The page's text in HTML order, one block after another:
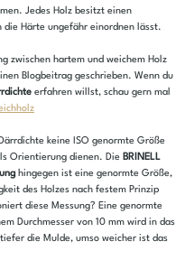
Jedes Holz besitzt einen
die Härte ungefähr einordnen lässt.
zwischen hartem und weichem Holz
Blogbeitrag geschrieben. Wenn du
erfahren willst, schau gern mal
keine ISO genormte Größe
Orientierung dienen. Die BRINELL
hingegen ist eine genormte Größe,
des Holzes nach festem Prinzip
diese Messung? Eine genormte
Durchmesser von 10 mm wird in das
die Mulde, umso weicher ist das